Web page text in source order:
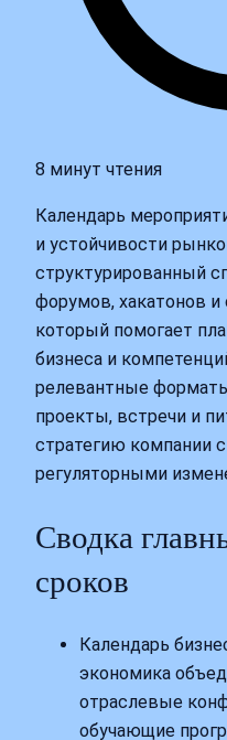
8 минут чтения
Календарь
и устойчивости
структурированный
форумов, хакатонов
который помогает
бизнеса и
релевантные
проекты, встречи и
стратегию компании
регуляторными
Сводка
сроков
Календарь
экономика
отраслевые
обучающие